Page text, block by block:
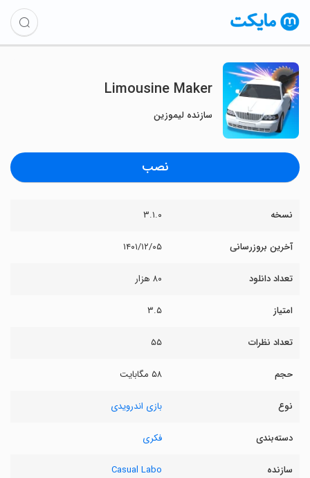
Limousine Maker
سازنده لیموزین
نصب
نسخه ۳.۱.۰
آخرین بروزرسانی ۱۴۰۱/۱۲/۰۵
تعداد دانلود ۸۰ هزار
امتیاز ۳.۵
تعداد نظرات ۵۵
حجم ۵۸ مگابایت
نوع بازی اندرویدی
دسته‌بندی فکری
سازنده Casual Labo